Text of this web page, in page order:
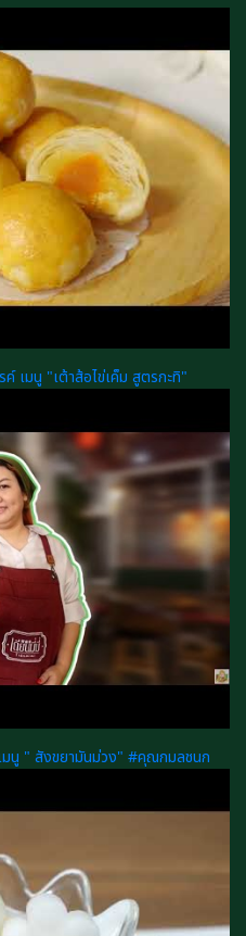
เมนู "เต้าส้อไข่เค็ม สูตรกะทิ"
มนู " สังขยามันม่วง" #คุณกมลชนก